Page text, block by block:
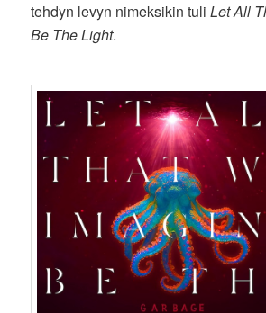
tehdyn levyn nimeksikin tuliLet All
Be The Light.